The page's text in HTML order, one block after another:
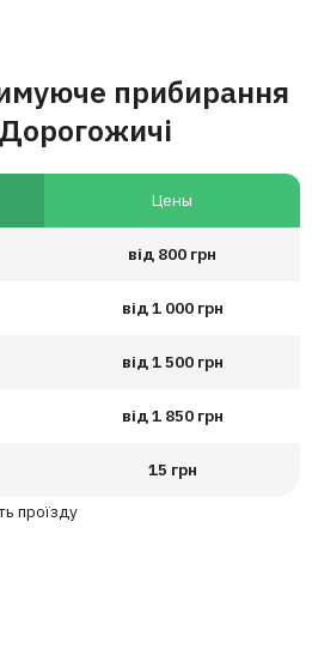
прибирання
Цены
від 800 грн
від 1 000 грн
від 1 500 грн
від 1 850 грн
15 грн
проїзду